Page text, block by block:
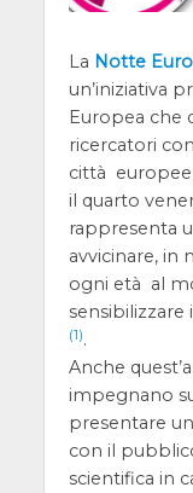
La Notte
un’iniziativa
Europea che
ricercatori
città europee
il quarto
rappresenta
avvicinare, in
ogni età al
sensibilizzare
(1).
Anche
impegnano
presentare
con il
scientifica in